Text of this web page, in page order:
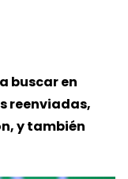
buscar en
reenviadas,
y también